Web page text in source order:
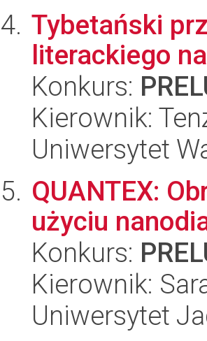
Tybetański
literackiego
Konkurs:
Kierownik:
Uniwersytet
QUANTEX:
użyciu
Konkurs:
Kierownik:
Uniwersytet